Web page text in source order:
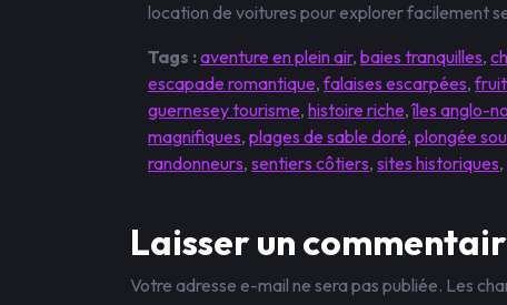
location de voitures pour explorer facilement
Tags :aventure en plein air, baies tranquilles,
escapade romantique,falaises escarpées,
guernesey tourisme, histoire riche,îles anglo-
magnifiques, plages de sable doré, plongée
randonneurs, sentiers côtiers, sites historiques,
Laisser un
Votre adresse e-mail ne sera pas publiée. Les